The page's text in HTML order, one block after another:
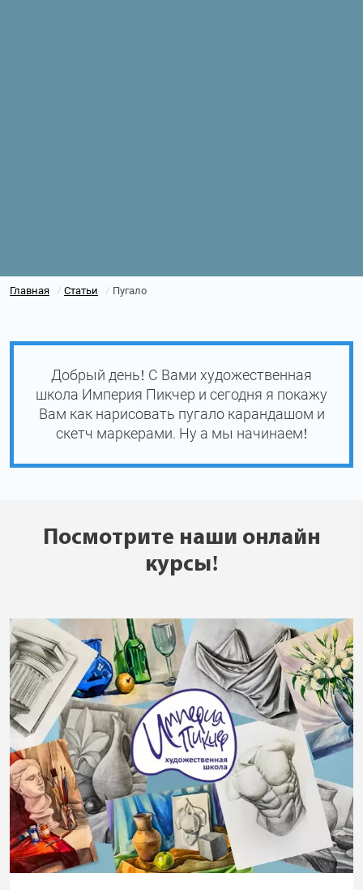
Главная / Статьи / Пугало
Добрый день! С Вами художественная
школа Империя Пикчер и сегодня я покажу
Вам как нарисовать пугало карандашом и
скетч маркерами. Ну а мы начинаем!
Посмотрите наши онлайн
курсы!